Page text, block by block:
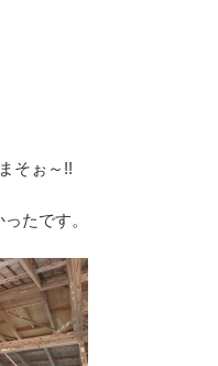
そぉ～!!
たです。